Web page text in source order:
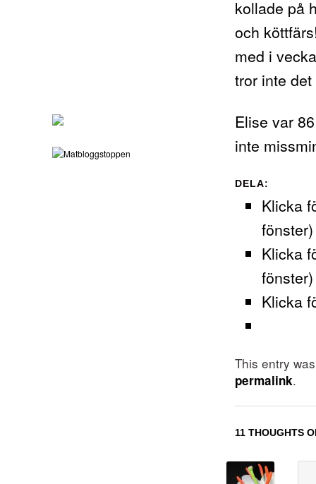
kollade på
och
med i
tror inte
Elise var
inte
DELA:
Klicka
fönster)
Klicka
fönster)
Klicka
This entry
permalink.
11 THOUGHTS